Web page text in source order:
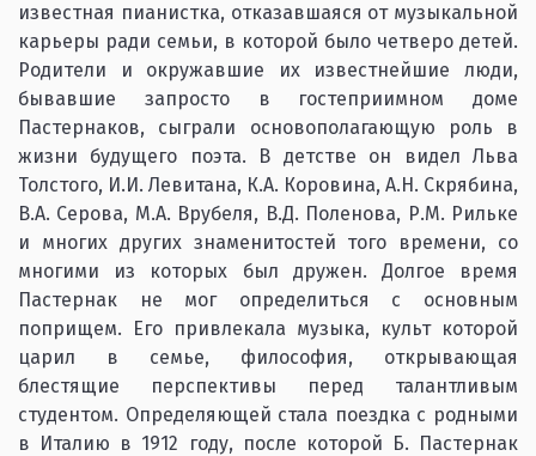
известная пианистка, отказавшаяся от музыкальной
карьеры ради семьи, в которой было четверо детей.
Родители и окружавшие их известнейшие люди,
бывавшие запросто в гостеприимном доме
Пастернаков, сыграли основополагающую роль в
жизни будущего поэта. В детстве он видел Льва
Толстого, И.И. Левитана, К.А. Коровина, А.Н. Скрябина,
В.А. Серова, М.А. Врубеля, В.Д. Поленова, Р.М. Рильке
и многих других знаменитостей того времени, со
многими из которых был дружен. Долгое время
Пастернак не мог определиться с основным
поприщем. Его привлекала музыка, культ которой
царил в семье, философия, открывающая
блестящие перспективы перед талантливым
студентом. Определяющей стала поездка с родными
в Италию в 1912 году, после которой Б. Пастернак